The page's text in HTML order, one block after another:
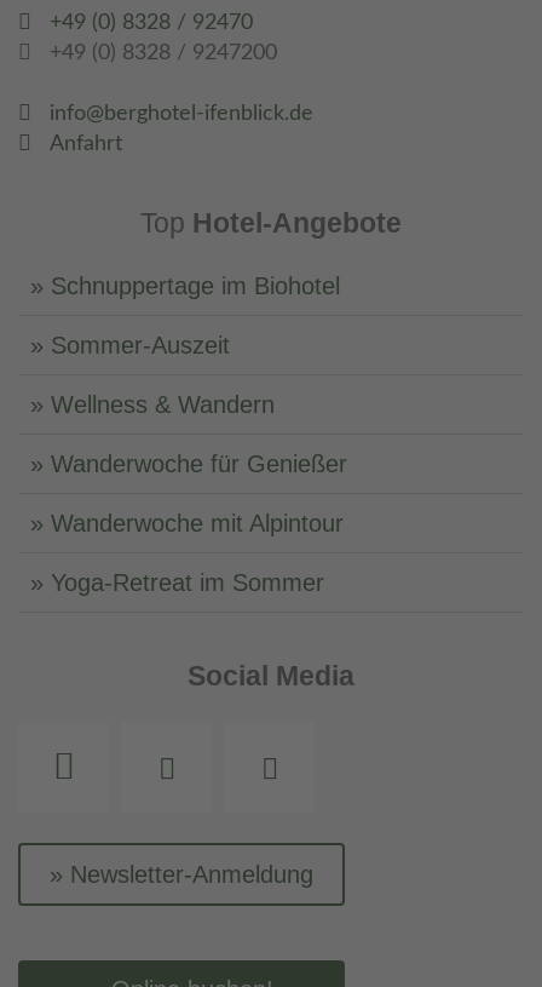
+49 (0) 8328 / 92470
+49 (0) 8328 / 9247200
info@berghotel-ifenblick.de
Anfahrt
Top Hotel-Angebote
Schnuppertage im Biohotel
Sommer-Auszeit
Wellness & Wandern
Wanderwoche für Genießer
Wanderwoche mit Alpintour
Yoga-Retreat im Sommer
Social Media
Newsletter-Anmeldung